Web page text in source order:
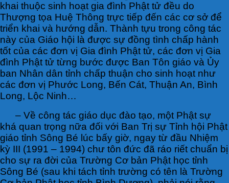
khai thuộc sinh hoạt gia đình Phật tử đều do
Thượng tọa Huệ Thông trực tiếp đến các cơ sở để
triển khai và hướng dẫn. Thành tựu trong công tác
này của Giáo hội là được sự đồng tình chấp hành
tốt của các đơn vị Gia đình Phật tử, các đơn vị Gia
đình Phật tử từng bước được Ban Tôn giáo và Ủy
ban Nhân dân tỉnh chấp thuận cho sinh hoạt như
các đơn vị Phước Long, Bến Cát, Thuận An, Bình
Long, Lộc Ninh…
– Về công tác giáo dục đào tạo, một Phật sự
khá quan trọng nữa đối với Ban Trị sự Tỉnh hội Phật
giáo tỉnh Sông Bé lúc bấy giờ, ngay từ đầu Nhiệm
kỳ III (1991 – 1994) chư tôn đức đã ráo riết chuẩn bị
cho sự ra đời của Trường Cơ bản Phật học tỉnh
Sông Bé (sau khi tách tỉnh trường có tên là Trường